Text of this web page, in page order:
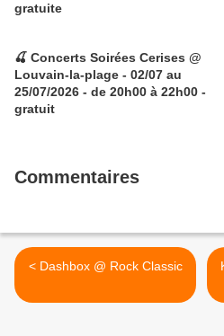
gratuite
🍒 Concerts Soirées Cerises @
Louvain-la-plage - 02/07 au
25/07/2026 - de 20h00 à 22h00 -
gratuit
Commentaires
< Dashbox @ Rock Classic